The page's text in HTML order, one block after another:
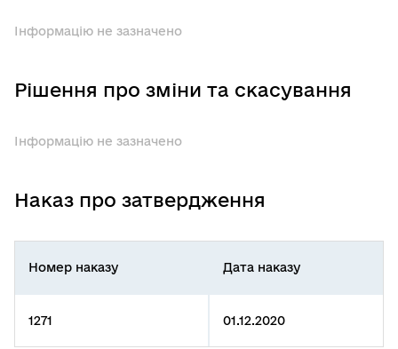
Інформацію не зазначено
Рішення про зміни та скасування
Інформацію не зазначено
Наказ про затвердження
Номер наказу Дата наказу
1271 01.12.2020